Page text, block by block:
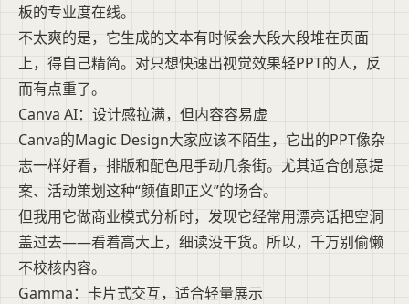
板的专业度在线。
不太爽的是，它生成的文本有时候会大段大段堆在页面
上，得自己精简。对只想快速出视觉效果轻PPT的人，反
而有点重了。
Canva AI：设计感拉满，但内容容易虚
Canva的Magic Design大家应该不陌生，它出的PPT像杂
志一样好看，排版和配色甩手动几条街。尤其适合创意提
案、活动策划这种“颜值即正义”的场合。
但我用它做商业模式分析时，发现它经常用漂亮话把空洞
盖过去——看着高大上，细读没干货。所以，千万别偷懒
不校核内容。
Gamma：卡片式交互，适合轻量展示